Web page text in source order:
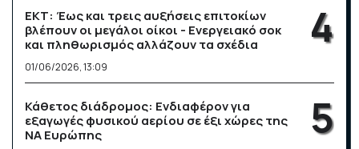
ΕΚΤ: Έως και τρεις αυξήσεις επιτοκίων
βλέπουν οι μεγάλοι οίκοι - Ενεργειακό σοκ
και πληθωρισμός αλλάζουν τα σχέδια
01/06/2026, 13:09
Κάθετος διάδρομος: Ενδιαφέρον για
εξαγωγές φυσικού αερίου σε έξι χώρες της
ΝΑ Ευρώπης